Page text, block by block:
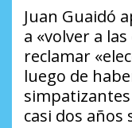
Juan Guaidó
a «volver a
reclamar
luego de
simpatizantes
casi dos años